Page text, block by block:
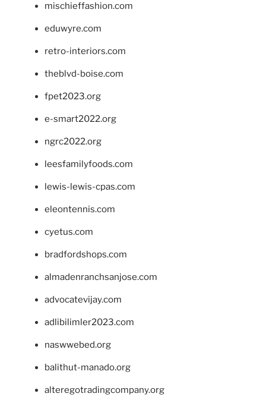
mischieffashion.com
eduwyre.com
retro-interiors.com
theblvd-boise.com
fpet2023.org
e-smart2022.org
ngrc2022.org
leesfamilyfoods.com
lewis-lewis-cpas.com
eleontennis.com
cyetus.com
bradfordshops.com
almadenranchsanjose.com
advocatevijay.com
adlibilimler2023.com
naswwebed.org
balithut-manado.org
alteregotradingcompany.org